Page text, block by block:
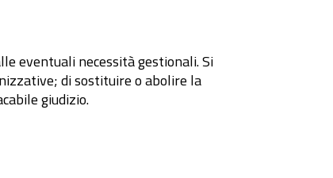
eventuali necessità gestionali. Si
di sostituire o abolire la
giudizio.